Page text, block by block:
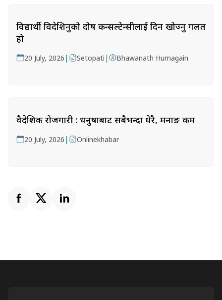
विद्यार्थी विदेशिनुको दोष कन्सल्टेन्सीलाई दिन खोज्नु गलत
हो
20 July, 2026 | Setopati | Bhawanath Humagain
वैदेशिक रोजगारी : धनुषाबाट सबैभन्दा धेरै, मनाङ कम
20 July, 2026 | Onlinekhabar